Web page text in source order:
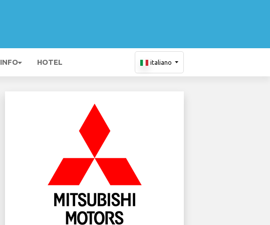
INFO HOTEL italiano